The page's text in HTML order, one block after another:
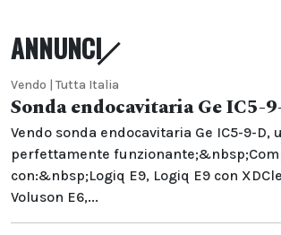
ANNUNCI
Vendo | Tutta Italia
Sonda endocavitaria Ge IC5-
Vendo sonda endocavitaria Ge IC5-9-D,
perfettamente
con:&nbsp;Logiq E9, Logiq E9 con
Voluson E6,...